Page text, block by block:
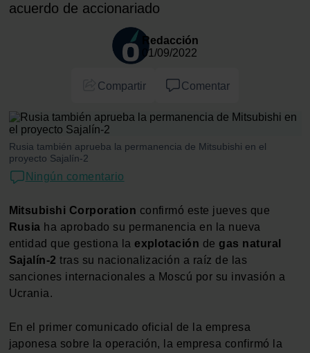
acuerdo de accionariado
Redacción
01/09/2022
Compartir Comentar
Rusia también aprueba la permanencia de Mitsubishi en el
proyecto Sajalín-2
Ningún comentario
Mitsubishi Corporation confirmó este jueves que
Rusia ha aprobado su permanencia en la nueva
entidad que gestiona la explotación de gas natural
Sajalín-2 tras su nacionalización a raíz de las
sanciones internacionales a Moscú por su invasión a
Ucrania.
En el primer comunicado oficial de la empresa
japonesa sobre la operación, la empresa confirmó la